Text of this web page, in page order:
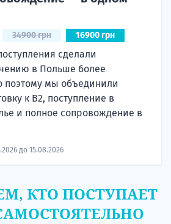
34900 грн 16900 грн
сделали
в Польше более
поэтому мы объединили
к В2, поступление в
и полное сопровождение в
до 15.08.2026
КТО ПОСТУПАЕТ